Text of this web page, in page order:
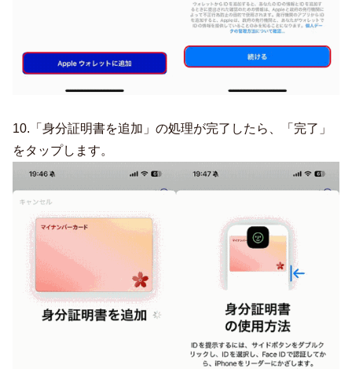
10.「身分証明書を追加」の処理が完了したら、「完了」
をタップします。